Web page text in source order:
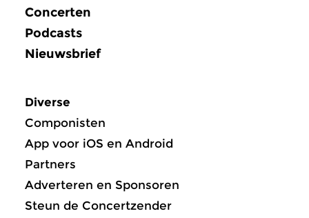
Concerten
Podcasts
Nieuwsbrief
Diverse
Componisten
App voor iOS en Android
Partners
Adverteren en Sponsoren
Steun de Concertzender